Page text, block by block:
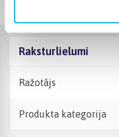
Raksturlielumi
Ražotājs
Produkta kategorija